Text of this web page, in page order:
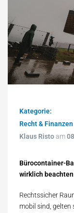
Kategorie:
Recht & Finanzen
Klaus Ristoam
Bürocontainer-
wirklich
Rechtssicher
mobil sind, gelten